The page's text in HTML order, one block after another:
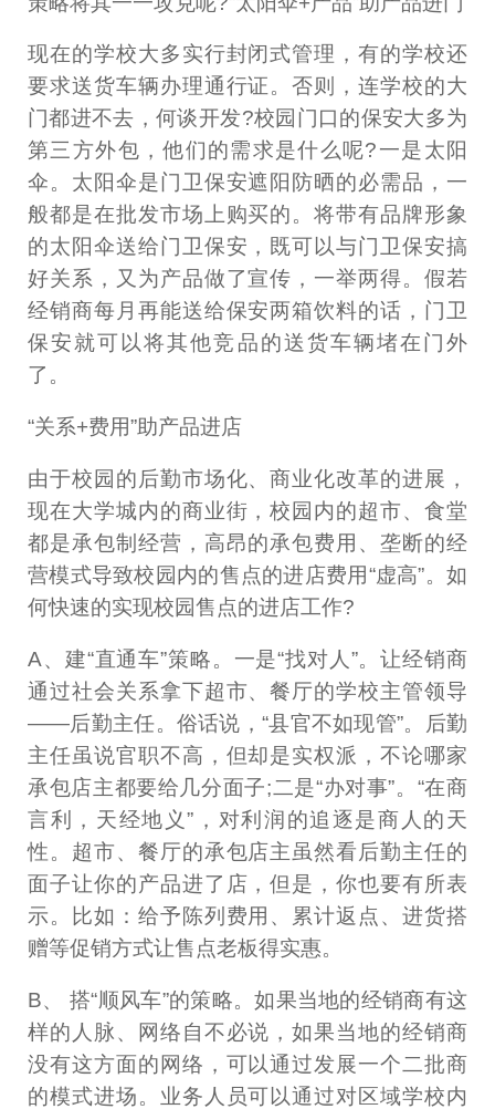
现在的学校大多实行封闭式管理，有的学校还
要求送货车辆办理通行证。否则，连学校的大
门都进不去，何谈开发?校园门口的保安大多为
第三方外包，他们的需求是什么呢?一是太阳
伞。太阳伞是门卫保安遮阳防晒的必需品，一
般都是在批发市场上购买的。将带有品牌形象
的太阳伞送给门卫保安，既可以与门卫保安搞
好关系，又为产品做了宣传，一举两得。假若
经销商每月再能送给保安两箱饮料的话，门卫
保安就可以将其他竞品的送货车辆堵在门外
了。
“关系+费用”助产品进店
由于校园的后勤市场化、商业化改革的进展，
现在大学城内的商业街，校园内的超市、食堂
都是承包制经营，高昂的承包费用、垄断的经
营模式导致校园内的售点的进店费用“虚高”。如
何快速的实现校园售点的进店工作?
A、建“直通车”策略。一是“找对人”。让经销商
通过社会关系拿下超市、餐厅的学校主管领导
——后勤主任。俗话说，“县官不如现管”。后勤
主任虽说官职不高，但却是实权派，不论哪家
承包店主都要给几分面子;二是“办对事”。“在商
言利，天经地义”，对利润的追逐是商人的天
性。超市、餐厅的承包店主虽然看后勤主任的
面子让你的产品进了店，但是，你也要有所表
示。比如：给予陈列费用、累计返点、进货搭
赠等促销方式让售点老板得实惠。
B、 搭“顺风车”的策略。如果当地的经销商有这
样的人脉、网络自不必说，如果当地的经销商
没有这方面的网络，可以通过发展一个二批商
的模式进场。业务人员可以通过对区域学校内